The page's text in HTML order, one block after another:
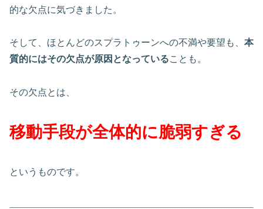
的な欠点に気づきました。
そして、ほとんどのスプラトゥーンへの不満や要望も、 本
質的にはその欠点が原因となっていることも。
その欠点とは、
移動手段が全体的に脆弱すぎる
というものです。